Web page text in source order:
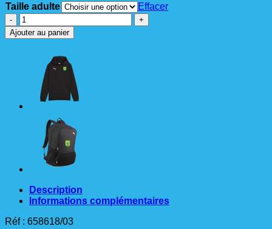
Taille adulte
Effacer
quantité
de
teamGOAL
Ajouter au panier
Description
Informations complémentaires
Réf : 658618/03